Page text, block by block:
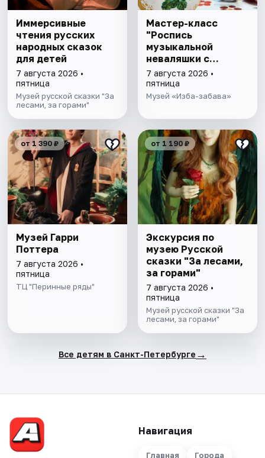
Иммерсивные
чтения русских
народных сказок
для детей
7 августа 2026 •
пятница
Музей русской сказки "За
лесами, за горами"
Мастер-класс
"Роспись
музыкальной
неваляшки с
чаепитием"
7 августа 2026 •
пятница
Музей «Изба-забава»
от 1 390 ₽
Музей Гарри
Поттера
7 августа 2026 •
пятница
ТЦ "Перинные ряды"
от 1 190 ₽
Экскурсия по
музею Русской
сказки "За лесами,
за горами"
7 августа 2026 •
пятница
Музей русской сказки "За
лесами, за горами"
Все детям в Санкт-Петербурге →
Навигация
Главная Города